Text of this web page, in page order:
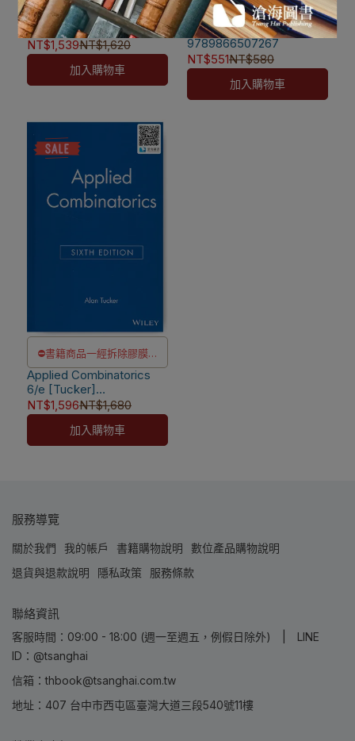
除非瑕疵換書不提供退貨與
退款
✅訂購數量5本以上另有優
惠，請洽LINE客服訂購
Discrete Mathematics
with Applications 5/e
[Epp] 9780357114087
NT$1,539NT$1,620
加入購物車
⛔書籍商品一經拆除膠膜，
除非瑕疵換書不提供退貨與
退款
✅訂購數量5本以上另有優
惠，請洽LINE客服訂購
離散數學 [謝財明著]
9789866507267
NT$551NT$580
加入購物車
⛔書籍商品一經拆除膠膜，
除非瑕疵換書不提供退貨與
退款
✅訂購數量5本以上另有優
惠，請洽LINE客服訂購
Applied Combinatorics
6/e [Tucker]
9780470458389
NT$1,596NT$1,680
加入購物車
服務導覽
關於我們 我的帳戶 書籍購物說明
數位產品購物說明
退貨與退款說明
隱私政策 服務條款
聯絡資訊
客服時間：09:00 - 18:00 (週一至週五，例假日除外) | LINE
ID：@tsanghai
信箱：thbook@tsanghai.com.tw
地址：407 台中市西屯區臺灣大道三段540號11樓